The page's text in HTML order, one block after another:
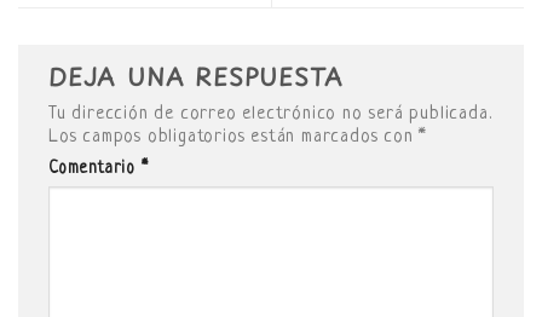
DEJA UNA RESPUESTA
Tu dirección de correo electrónico no será publicada.
Los campos obligatorios están marcados con*
Comentario *